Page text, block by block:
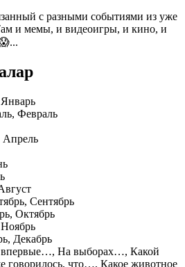
с разными событиями из уже
и мемы, и видеоигры, и кино, и
Февраль
Апрель
Сентябрь
Октябрь
Декабрь
впервые…, На выборах…, Какой
говорилось, что…, Какое животное